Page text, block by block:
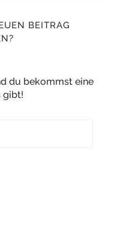
BEITRAG
du bekommst eine
gibt!